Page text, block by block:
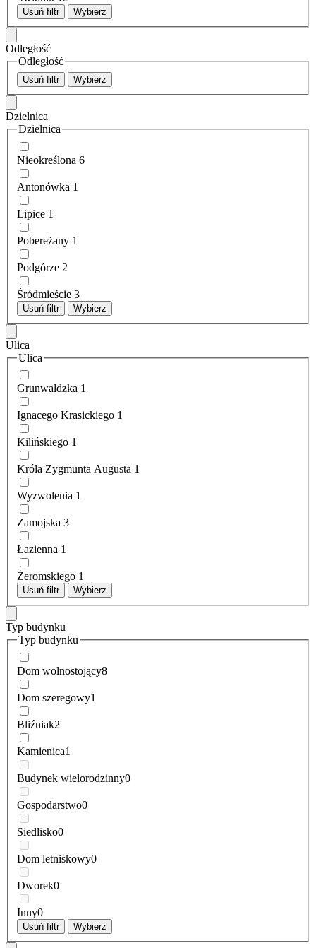
Usuń filtr Wybierz
Odległość
Odległość
Usuń filtr Wybierz
Dzielnica
Dzielnica
Nieokreślona 6
Antonówka 1
Lipice 1
Pobereżany 1
Podgórze 2
Śródmieście 3
Usuń filtr Wybierz
Ulica
Ulica
Grunwaldzka 1
Ignacego Krasickiego 1
Kilińskiego 1
Króla Zygmunta Augusta 1
Wyzwolenia 1
Zamojska 3
Łazienna 1
Żeromskiego 1
Usuń filtr Wybierz
Typ budynku
Typ budynku
Dom wolnostojący8
Dom szeregowy1
Bliźniak2
Kamienica1
Budynek wielorodzinny0
Gospodarstwo0
Siedlisko0
Dom letniskowy0
Dworek0
Inny0
Usuń filtr Wybierz